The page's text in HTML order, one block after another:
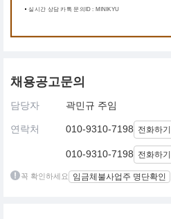
실시간 상담 카톡 문의ID : MINIKYU
채용공고문의
담당자 곽민규 주임
연락처 010-9310-7198 전화하기
010-9310-7198 전화하기
꼭 확인하세요 임금체불사업주 명단확인